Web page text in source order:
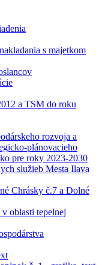
s majetkom
a TSM do roku
rozvoja a
plánovacieho
pre roky 2023-2030
služieb Mesta Ilava
Chrásky č.7 a Dolné
oblasti tepelnej